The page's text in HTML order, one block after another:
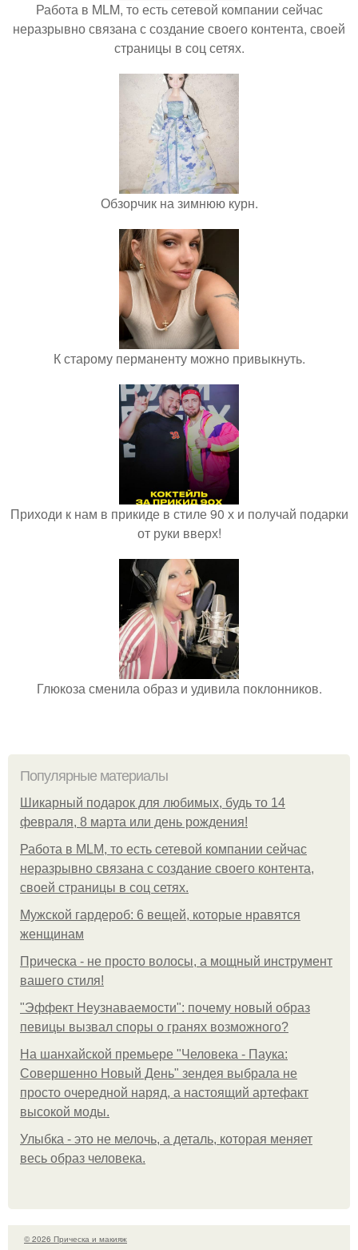
Работа в MLM, то есть сетевой компании сейчас
неразрывно связана с создание своего контента, своей
страницы в соц сетях.
Обзорчик на зимнюю курн.
К старому перманенту можно привыкнуть.
Приходи к нам в прикиде в стиле 90 х и получай подарки
от руки вверх!
Глюкоза сменила образ и удивила поклонников.
Популярные материалы
Шикарный подарок для любимых, будь то 14
февраля, 8 марта или день рождения!
Работа в MLM, то есть сетевой компании сейчас
неразрывно связана с создание своего контента,
своей страницы в соц сетях.
Мужской гардероб: 6 вещей, которые нравятся
женщинам
Прическа - не просто волосы, а мощный инструмент
вашего стиля!
"Эффект Неузнаваемости": почему новый образ
певицы вызвал споры о гранях возможного?
На шанхайской премьере "Человека - Паука:
Совершенно Новый День" зендея выбрала не
просто очередной наряд, а настоящий артефакт
высокой моды.
Улыбка - это не мелочь, а деталь, которая меняет
весь образ человека.
© 2026 Прическа и макияж